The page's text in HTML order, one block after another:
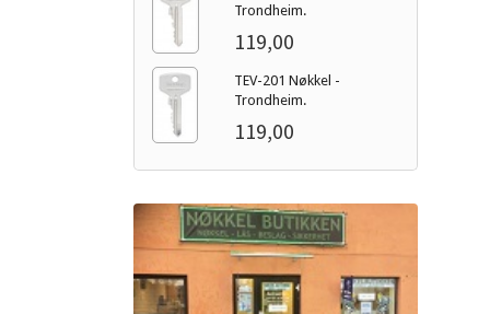
Trondheim.
119,00
TEV-201 Nøkkel -
Trondheim.
119,00